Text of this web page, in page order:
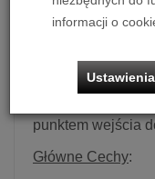
obsługą,
która konkuruje
jest on
punktem wejścia
Główne Cechy:
informacji o
Ustawienia